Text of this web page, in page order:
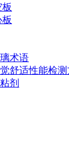
术语
舒适性能检
剂